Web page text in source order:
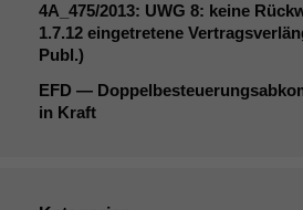
4A_475/2013: UWG 8: keine
1.7.12 eingetretene
Publ.)
EFD —
in Kraft